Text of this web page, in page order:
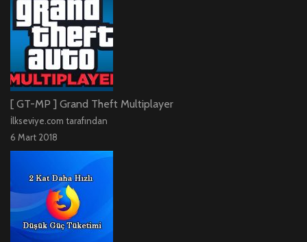
[ GT-MP ] Grand Theft Multiplayer
İlkseviye.com tarafından
6 Mart 2018